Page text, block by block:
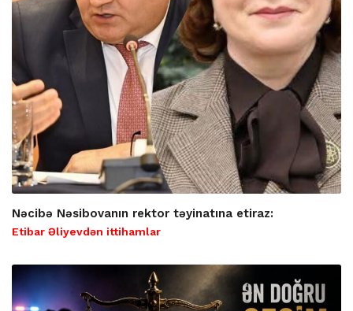
Nəcibə Nəsibovanın rektor təyinatına etiraz:
Etibar Əliyevdən ittihamlar